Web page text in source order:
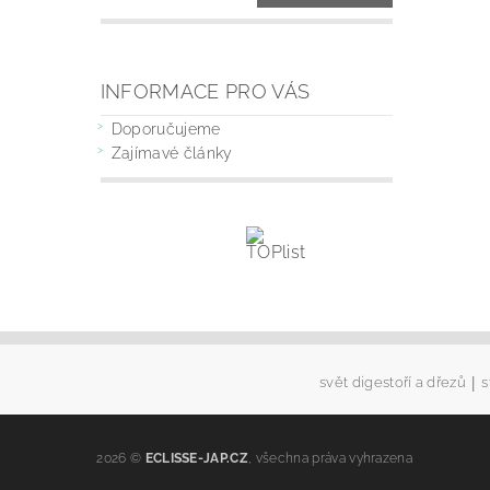
INFORMACE PRO VÁS
Doporučujeme
Zajímavé články
svět digestoří a dřezů |
2026 © ECLISSE-JAP.CZ , všechna práva vyhrazena